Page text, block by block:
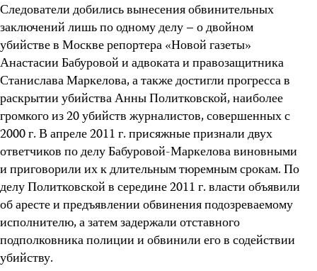
Следователи добились вынесения обвинительных
заключений лишь по одному делу – о двойном
убийстве в Москве репортера «Новой газеты»
Анастасии Бабуровой и адвоката и правозащитника
Станислава Маркелова, а также достигли прогресса в
раскрытии убийства Анны Политковской, наиболее
громкого из 20 убийств журналистов, совершенных с
2000 г. В апреле 2011 г. присяжные признали двух
ответчиков по делу Бабуровой-Маркелова виновными
и приговорили их к длительным тюремным срокам. По
делу Политковской в середине 2011 г. власти объявили
об аресте и предъявлении обвинения подозреваемому
исполнителю, а затем задержали отставного
подполковника полиции и обвинили его в содействии
убийству.